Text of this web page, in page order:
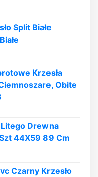
Split Białe
Krzesła
Obite
Drewna
44X59 89 Cm
Czarny Krzesło